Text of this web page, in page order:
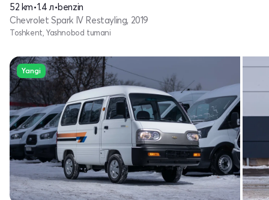
52 km•1.4 л•benzin
Chevrolet Spark IV Restayling, 2019
Toshkent, Yashnobod tumani
Yangi